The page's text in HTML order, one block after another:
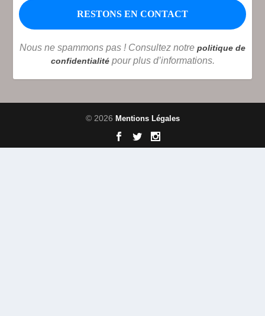
Nous ne spammons pas ! Consultez notre politique de
confidentialitépour plus d’informations.
© 2026 Mentions Légales